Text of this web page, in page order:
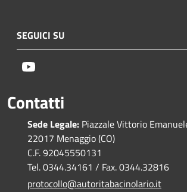
SEGUICI SU
Contatti
Sede Legale: Piazzale Vittorio
22017 Menaggio (CO)
C.F. 92045550131
Tel. 0344.34161 / Fax. 0344.32816
protocollo@autoritabacinolario.it